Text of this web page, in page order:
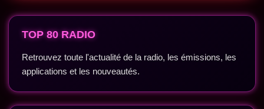
TOP 80 RADIO
Retrouvez toute l'actualité de la radio, les émissions, les
applications et les nouveautés.